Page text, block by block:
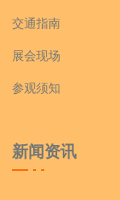
交通指南
展会现场
参观须知
新闻资讯